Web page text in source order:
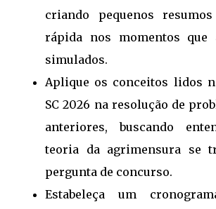
criando pequenos
rápida nos momentos que
simulados.
Aplique os conceitos lidos
SC 2026 na resolução de
anteriores, buscando
teoria da agrimensura se
pergunta de concurso.
Estabeleça um